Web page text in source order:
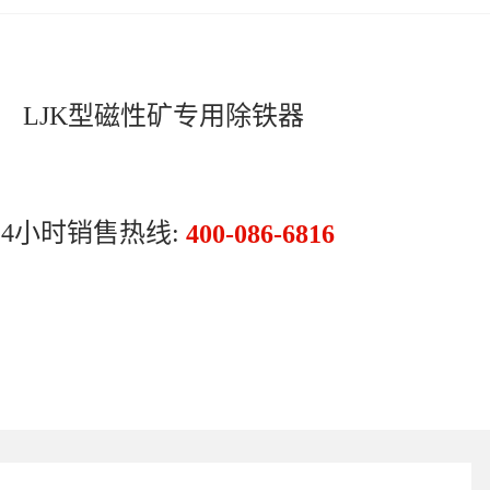
LJK型磁性矿专用除铁器
小时销售热线: 400-086-6816